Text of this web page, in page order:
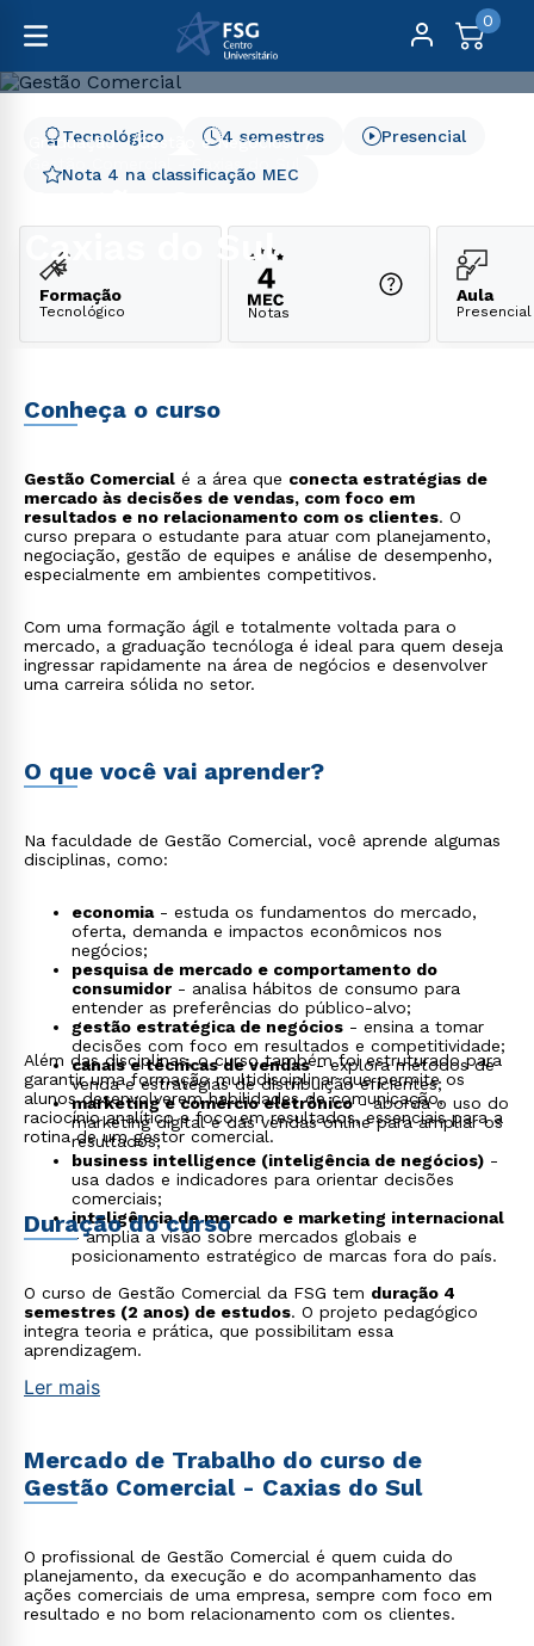
0
Graduação
Gestão e Negócios
Gestão Comercial - Caxias do Sul
Caxias do Sul
Nota 4 na classificação MEC
4 semestres
Tecnológico Presencial
Formação
Tecnológico Notas
Aula
Presencial
Conheça o curso
Gestão Comercial é a área que conecta estratégias de
mercado às decisões de vendas, com foco em
resultados e no relacionamento com os clientes. O
curso prepara o estudante para atuar com planejamento,
negociação, gestão de equipes e análise de desempenho,
especialmente em ambientes competitivos.
Com uma formação ágil e totalmente voltada para o
mercado, a graduação tecnóloga é ideal para quem deseja
ingressar rapidamente na área de negócios e desenvolver
uma carreira sólida no setor.
O que você vai aprender?
Na faculdade de Gestão Comercial, você aprende algumas
disciplinas, como:
economia- estuda os fundamentos do mercado,
oferta, demanda e impactos econômicos nos
negócios;
pesquisa de mercado e comportamento do
consumidor - analisa hábitos de consumo para
entender as preferências do público-alvo;
gestão estratégica de negócios - ensina a tomar
decisões com foco em resultados e competitividade;
canais e técnicas de vendas- explora métodos de
venda e estratégias de distribuição eficientes;
marketing e comércio eletrônico- aborda o uso do
marketing digital e das vendas online para ampliar os
resultados;
business intelligence (inteligência de negócios) -
usa dados e indicadores para orientar decisões
comerciais;
inteligência de mercado e marketing internacional
- amplia a visão sobre mercados globais e
posicionamento estratégico de marcas fora do país.
Além das disciplinas, o curso também foi estruturado para
garantir uma formação multidisciplinar que permite os
alunos desenvolverem habilidades de comunicação,
raciocínio analítico e foco em resultados, essenciais para a
rotina de um gestor comercial.
Duração do curso
O curso de Gestão Comercial da FSG tem duração 4
semestres (2 anos) de estudos. O projeto pedagógico
integra teoria e prática, que possibilitam essa
aprendizagem.
Ler mais
Mercado de Trabalho do curso de
Gestão Comercial - Caxias do Sul
O profissional de Gestão Comercial é quem cuida do
planejamento, da execução e do acompanhamento das
ações comerciais de uma empresa, sempre com foco em
resultado e no bom relacionamento com os clientes.